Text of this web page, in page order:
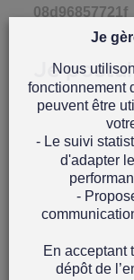
08d96857721f
Je
Je
Nous
fonctionnement
peuvent être
- Le suivi
d'adapter
-
En acceptant
dépôt de